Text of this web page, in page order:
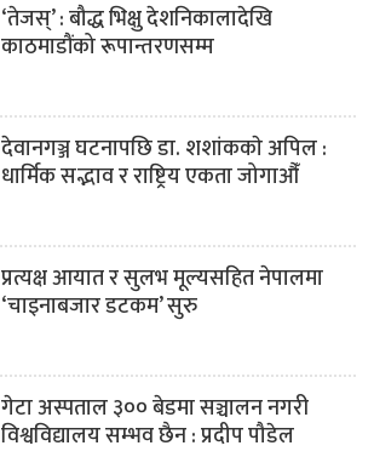
‘तेजस्’ : बौद्ध भिक्षु देशनिकालादेखि
काठमाडौंको रूपान्तरणसम्म
देवानगञ्ज घटनापछि डा. शशांककाे अपिल :
धार्मिक सद्भाव र राष्ट्रिय एकता जोगाऔँ
प्रत्यक्ष आयात र सुलभ मूल्यसहित नेपालमा
‘चाइनाबजार डटकम’ सुरु
गेटा अस्पताल ३०० बेडमा सञ्चालन नगरी
विश्वविद्यालय सम्भव छैन : प्रदीप पौडेल